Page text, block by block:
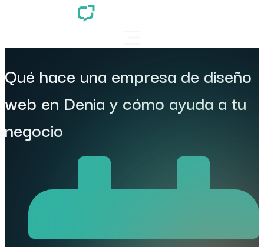
Qué hace una empresa de diseño
web en Denia y cómo ayuda a tu
negocio